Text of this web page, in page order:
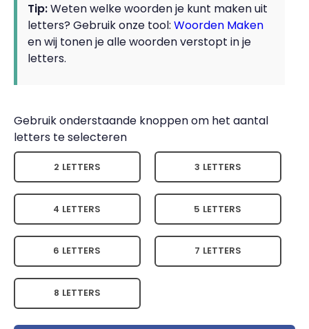
Tip:Weten welke woorden je kunt maken uit
letters? Gebruik onze tool: Woorden Maken
en wij tonen je alle woorden verstopt in je
letters.
Gebruik onderstaande knoppen om het aantal
letters te selecteren
2 LETTERS 3 LETTERS
4 LETTERS 5 LETTERS
6 LETTERS 7 LETTERS
8 LETTERS